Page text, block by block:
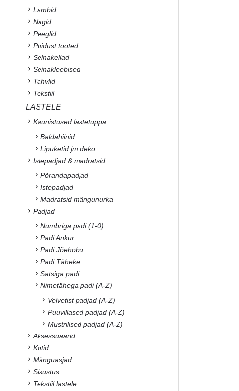
Lambid
Nagid
Peeglid
Puidust tooted
Seinakellad
Seinakleebised
Tahvlid
Tekstiil
LASTELE
Kaunistused lastetuppa
Baldahiinid
Lipuketid jm deko
Istepadjad & madratsid
Põrandapadjad
Istepadjad
Madratsid mängunurka
Padjad
Numbriga padi (1-0)
Padi Ankur
Padi Jõehobu
Padi Täheke
Satsiga padi
Nimetähega padi (A-Z)
Velvetist padjad (A-Z)
Puuvillased padjad (A-Z)
Mustrilised padjad (A-Z)
Aksessuaarid
Kotid
Mänguasjad
Sisustus
Tekstiil lastele